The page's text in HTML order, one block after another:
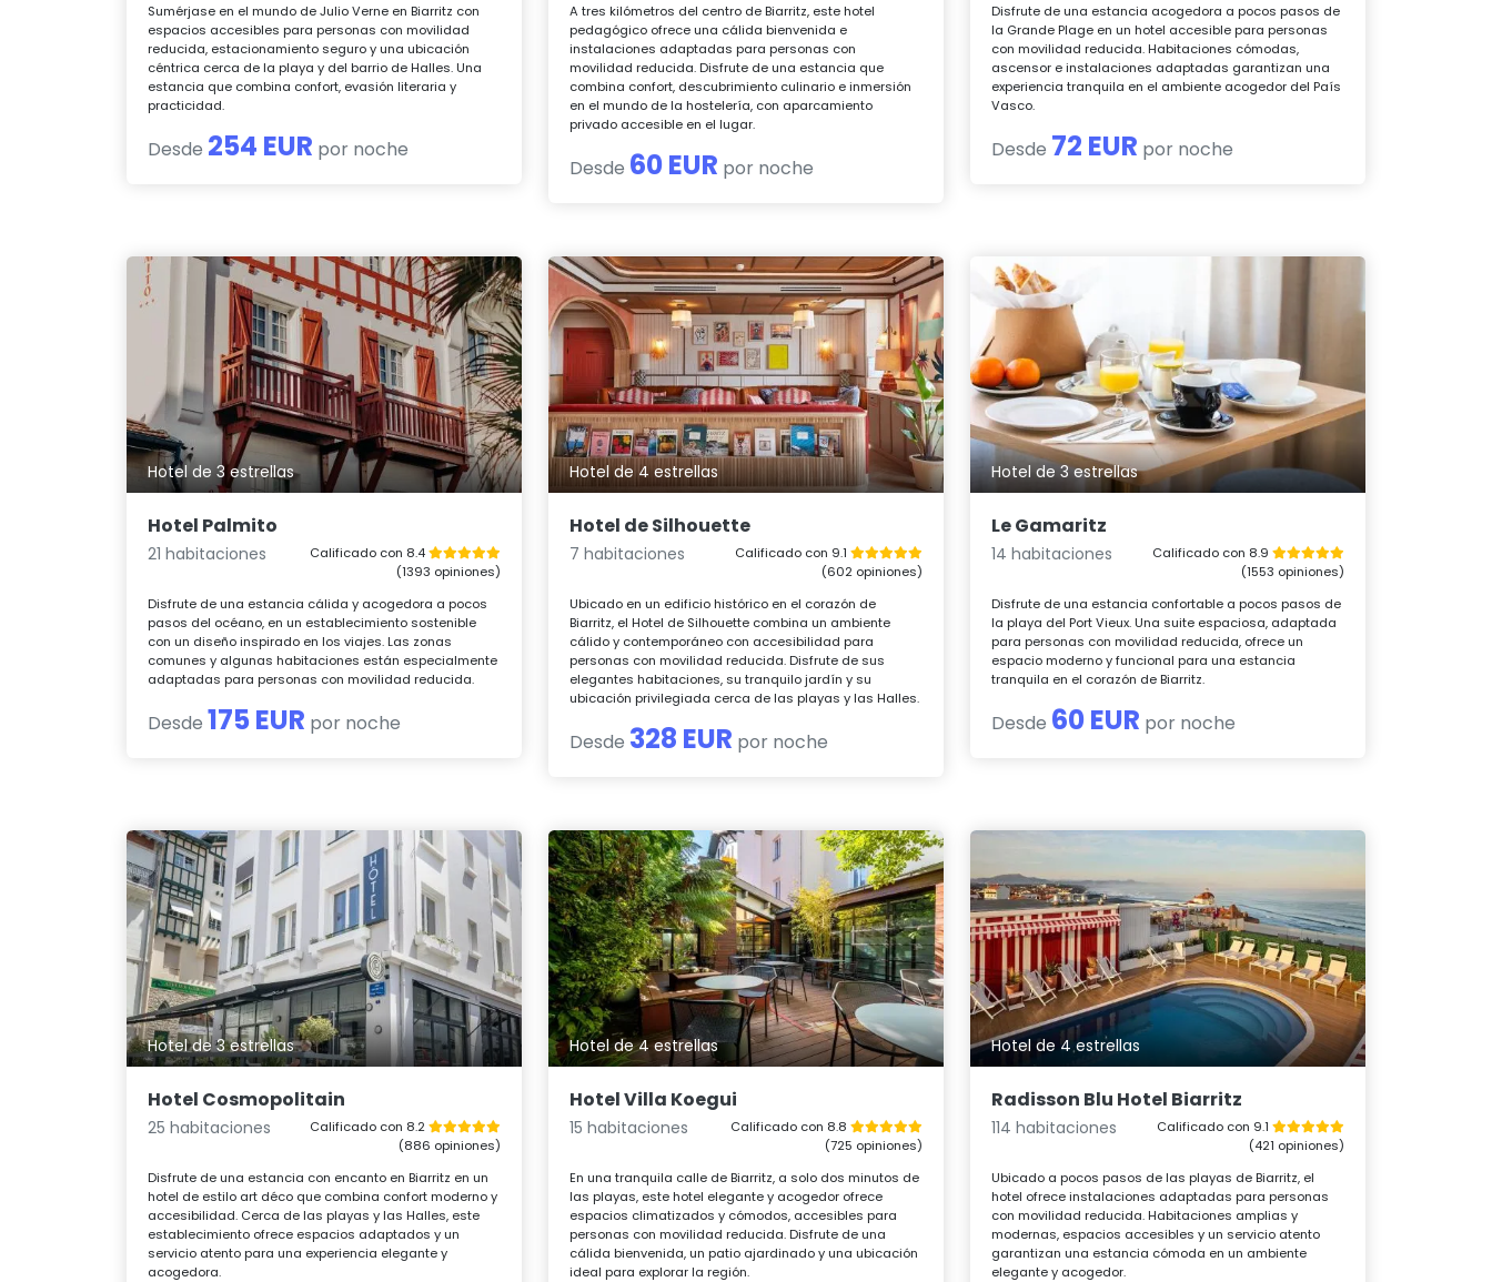
Sumérjase en el mundo de Julio Verne en Biarritz con
espacios accesibles para personas con movilidad
reducida, estacionamiento seguro y una ubicación
céntrica cerca de la playa y del barrio de Halles. Una
estancia que combina confort, evasión literaria y
practicidad.
Desde 254 EUR por noche
A tres kilómetros del centro de Biarritz, este hotel
pedagógico ofrece una cálida bienvenida e
instalaciones adaptadas para personas con
movilidad reducida. Disfrute de una estancia que
combina confort, descubrimiento culinario e inmersión
en el mundo de la hostelería, con aparcamiento
privado accesible en el lugar.
Desde 60 EUR por noche
Disfrute de una estancia acogedora a pocos pasos de
la Grande Plage en un hotel accesible para personas
con movilidad reducida. Habitaciones cómodas,
ascensor e instalaciones adaptadas garantizan una
experiencia tranquila en el ambiente acogedor del País
Vasco.
Desde 72 EUR por noche
Hotel de 3 estrellas
Hotel Palmito
21 habitaciones
Calificado con 8.4
(1393 opiniones)
Disfrute de una estancia cálida y acogedora a pocos
pasos del océano, en un establecimiento sostenible
con un diseño inspirado en los viajes. Las zonas
comunes y algunas habitaciones están especialmente
adaptadas para personas con movilidad reducida.
Desde175 EUR por noche
Hotel de 4 estrellas
Hotel de Silhouette
7 habitaciones
Calificado con 9.1
(602 opiniones)
Ubicado en un edificio histórico en el corazón de
Biarritz, el Hotel de Silhouette combina un ambiente
cálido y contemporáneo con accesibilidad para
personas con movilidad reducida. Disfrute de sus
elegantes habitaciones, su tranquilo jardín y su
ubicación privilegiada cerca de las playas y las Halles.
Desde 328 EUR por noche
Hotel de 3 estrellas
Le Gamaritz
14 habitaciones
Calificado con 8.9
(1553 opiniones)
Disfrute de una estancia confortable a pocos pasos de
la playa del Port Vieux. Una suite espaciosa, adaptada
para personas con movilidad reducida, ofrece un
espacio moderno y funcional para una estancia
tranquila en el corazón de Biarritz.
Desde 60 EUR por noche
Hotel de 3 estrellas
Hotel Cosmopolitain
25 habitaciones
Calificado con 8.2
(886 opiniones)
Disfrute de una estancia con encanto en Biarritz en un
hotel de estilo art déco que combina confort moderno y
accesibilidad. Cerca de las playas y las Halles, este
establecimiento ofrece espacios adaptados y un
servicio atento para una experiencia elegante y
acogedora.
Hotel de 4 estrellas
Hotel Villa Koegui
15 habitaciones
Calificado con 8.8
(725 opiniones)
En una tranquila calle de Biarritz, a solo dos minutos de
las playas, este hotel elegante y acogedor ofrece
espacios climatizados y cómodos, accesibles para
personas con movilidad reducida. Disfrute de una
cálida bienvenida, un patio ajardinado y una ubicación
ideal para explorar la región.
Hotel de 4 estrellas
Radisson Blu Hotel Biarritz
114 habitaciones
Calificado con 9.1
(421 opiniones)
Ubicado a pocos pasos de las playas de Biarritz, el
hotel ofrece instalaciones adaptadas para personas
con movilidad reducida. Habitaciones amplias y
modernas, espacios accesibles y un servicio atento
garantizan una estancia cómoda en un ambiente
elegante y acogedor.